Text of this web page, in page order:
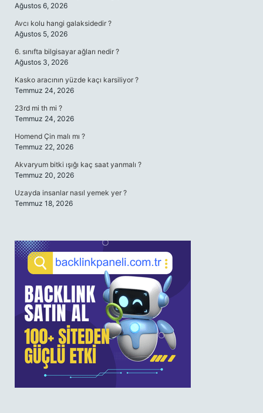
Ağustos 6, 2026
Avcı kolu hangi galaksidedir ?
Ağustos 5, 2026
6. sınıfta bilgisayar ağları nedir ?
Ağustos 3, 2026
Kasko aracının yüzde kaçı karsiliyor ?
Temmuz 24, 2026
23rd mi th mi ?
Temmuz 24, 2026
Homend Çin malı mı ?
Temmuz 22, 2026
Akvaryum bitki ışığı kaç saat yanmalı ?
Temmuz 20, 2026
Uzayda insanlar nasıl yemek yer ?
Temmuz 18, 2026